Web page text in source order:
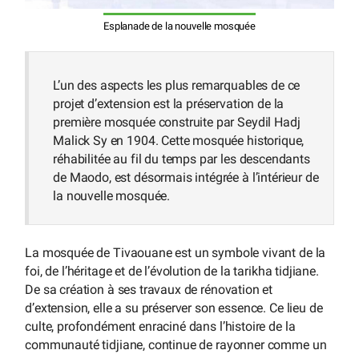
Esplanade de la nouvelle mosquée
L’un des aspects les plus remarquables de ce
projet d’extension est la préservation de la
première mosquée construite par Seydil Hadj
Malick Sy en 1904. Cette mosquée historique,
réhabilitée au fil du temps par les descendants
de Maodo, est désormais intégrée à l’intérieur de
la nouvelle mosquée.
La mosquée de Tivaouane est un symbole vivant de la
foi, de l’héritage et de l’évolution de la tarikha tidjiane.
De sa création à ses travaux de rénovation et
d’extension, elle a su préserver son essence. Ce lieu de
culte, profondément enraciné dans l’histoire de la
communauté tidjiane, continue de rayonner comme un